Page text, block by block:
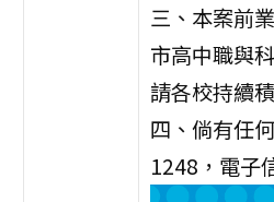
三、本案前
市高中職與
請各校持續
四、倘有任
1248，電子